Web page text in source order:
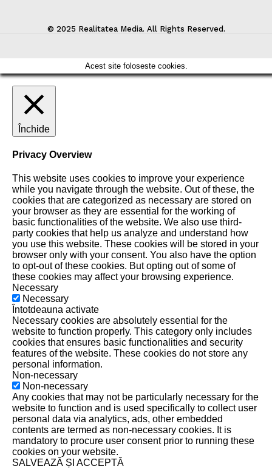
© 2025 Realitatea Media. All Rights Reserved.
Acest site foloseste cookies.
Închide
Privacy Overview
This website uses cookies to improve your experience
while you navigate through the website. Out of these, the
cookies that are categorized as necessary are stored on
your browser as they are essential for the working of
basic functionalities of the website. We also use third-
party cookies that help us analyze and understand how
you use this website. These cookies will be stored in your
browser only with your consent. You also have the option
to opt-out of these cookies. But opting out of some of
these cookies may affect your browsing experience.
Necessary
Necessary
Întotdeauna activate
Necessary cookies are absolutely essential for the
website to function properly. This category only includes
cookies that ensures basic functionalities and security
features of the website. These cookies do not store any
personal information.
Non-necessary
Non-necessary
Any cookies that may not be particularly necessary for the
website to function and is used specifically to collect user
personal data via analytics, ads, other embedded
contents are termed as non-necessary cookies. It is
mandatory to procure user consent prior to running these
cookies on your website.
SALVEAZĂ ȘI ACCEPTĂ